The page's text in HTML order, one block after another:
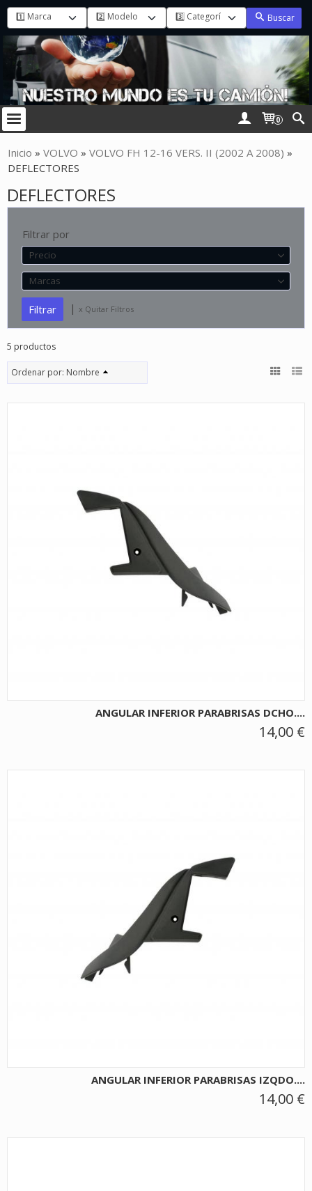
Buscar
0
Inicio » VOLVO » VOLVO FH 12-16 VERS. II (2002 A 2008) »
DEFLECTORES
DEFLECTORES
Filtrar por
Precio
Marcas
| x Quitar Filtros
5 productos
Ordenar por: Nombre
ANGULAR INFERIOR PARABRISAS DCHO....
14,00 €
ANGULAR INFERIOR PARABRISAS IZQDO....
14,00 €